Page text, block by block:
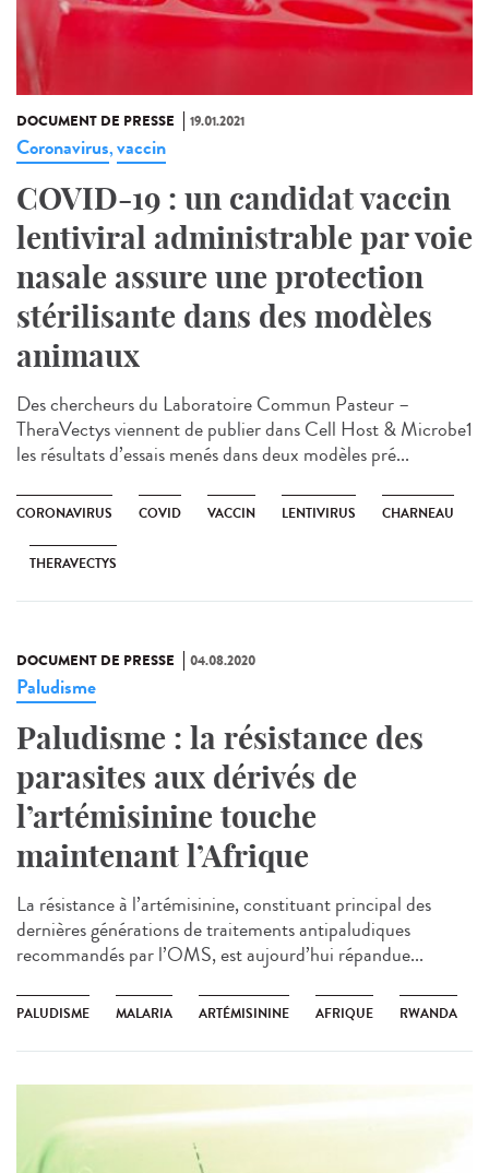
DOCUMENT DE PRESSE 19.01.2021
Coronavirus,vaccin
COVID-19 : un candidat vaccin
lentiviral administrable par voie
nasale assure une protection
stérilisante dans des modèles
animaux
Des chercheurs du Laboratoire Commun Pasteur –
TheraVectys viennent de publier dans Cell Host & Microbe1
les résultats d’essais menés dans deux modèles pré...
CORONAVIRUS COVID VACCIN LENTIVIRUS CHARNEAU
THERAVECTYS
DOCUMENT DE PRESSE 04.08.2020
Paludisme
Paludisme : la résistance des
parasites aux dérivés de
l’artémisinine touche
maintenant l’Afrique
La résistance à l’artémisinine, constituant principal des
dernières générations de traitements antipaludiques
recommandés par l’OMS, est aujourd’hui répandue...
PALUDISME MALARIA ARTÉMISININE AFRIQUE RWANDA